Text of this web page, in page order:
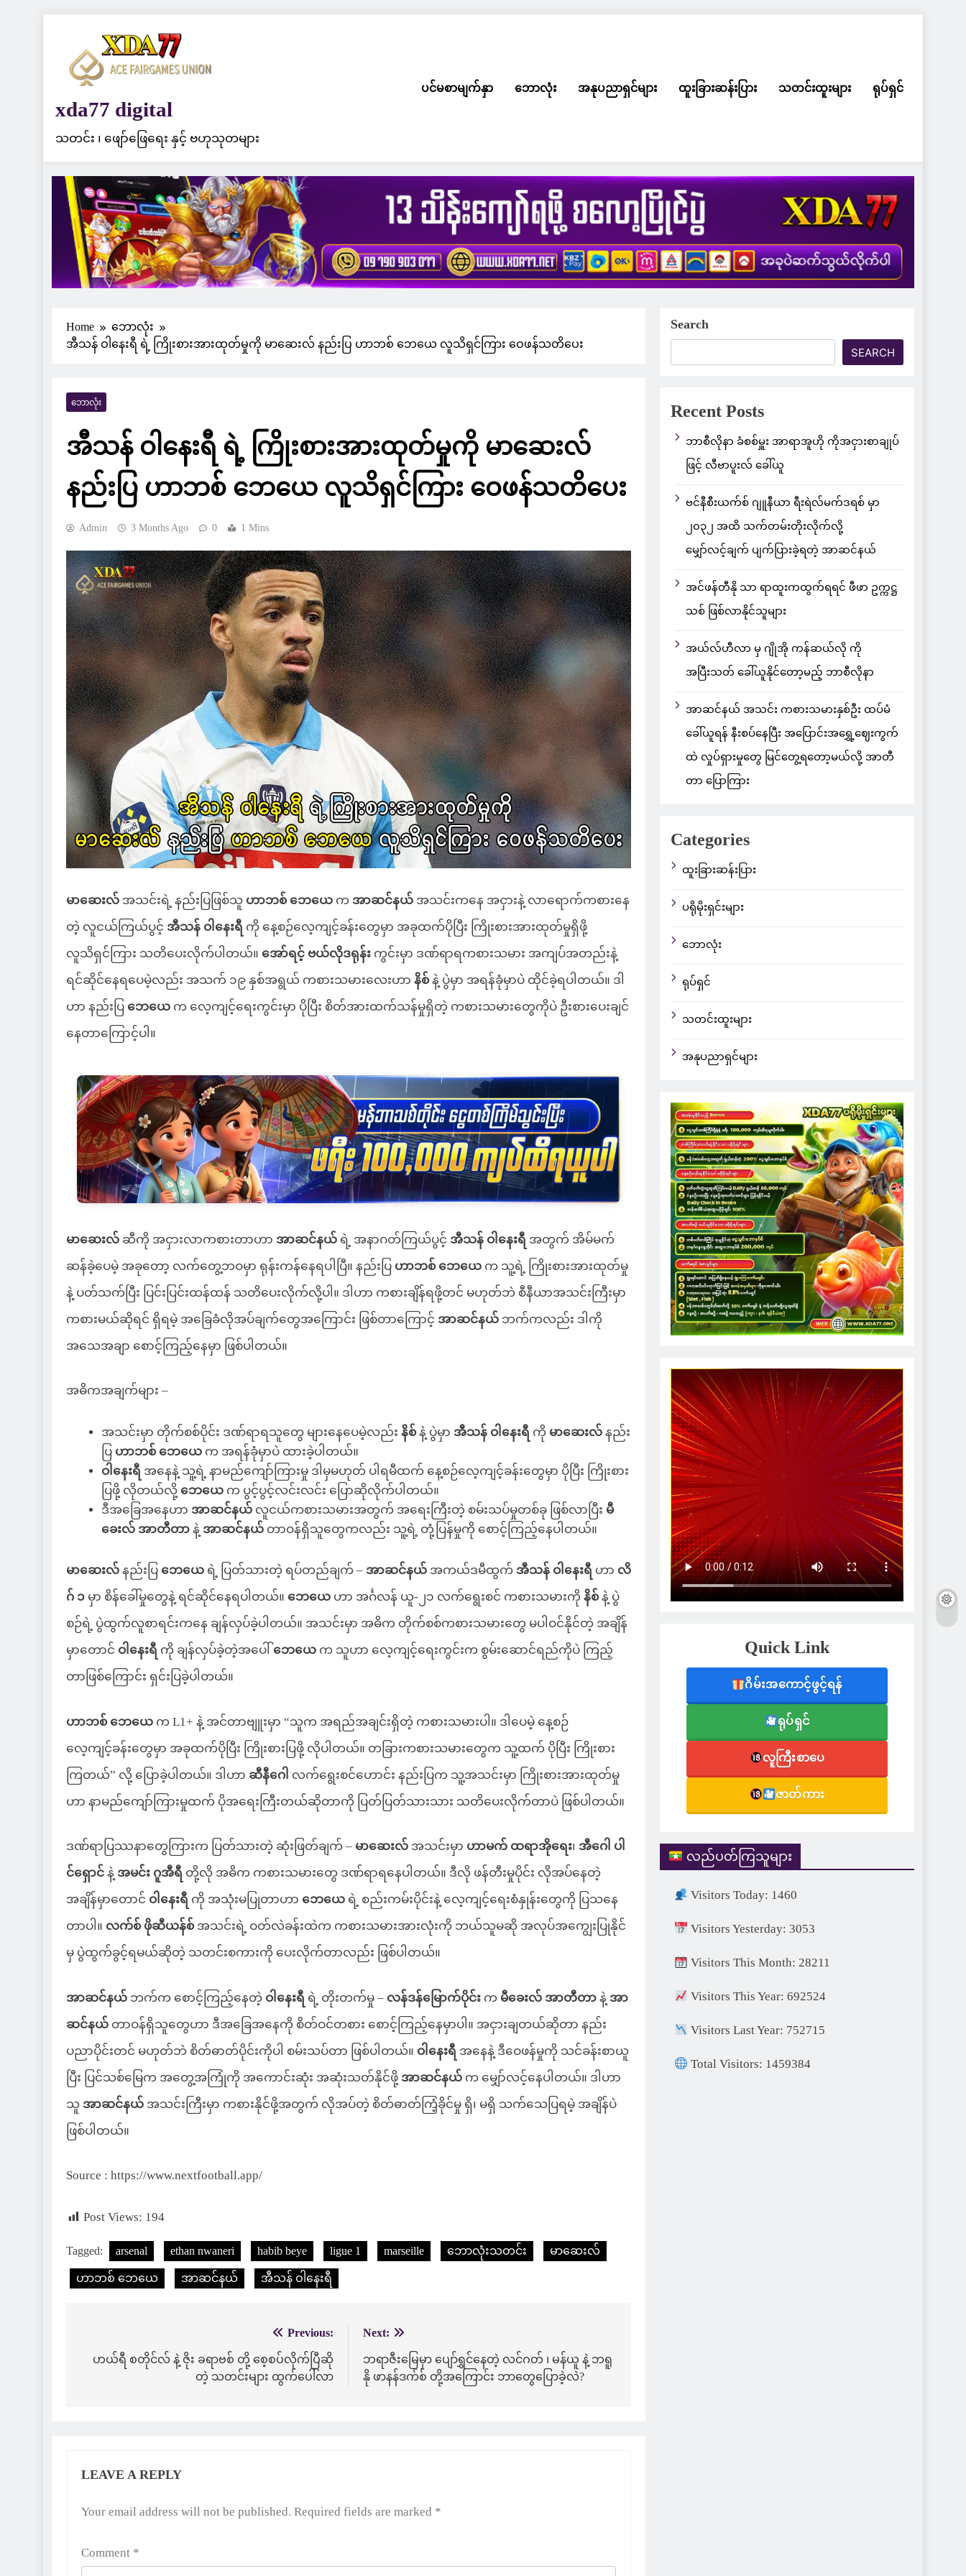
xda77 digital
သတင်း ၊ ဖျော်ဖြေရေး နှင့် ဗဟုသုတများ
ပင်မစာမျက်နှာ ဘောလုံး အနုပညာရှင်များ ထူးခြားဆန်းပြား သတင်းထူးများ ရုပ်ရှင်
Home
ဘောလုံး
အီသန် ဝါနေးရီ ရဲ့ ကြိုးစားအားထုတ်မှုကို မာဆေးလ် နည်းပြ ဟာဘစ် ဘေယေ လူသိရှင်ကြား ဝေဖန်သတိပေး
ဘောလုံး
အီသန် ဝါနေးရီ ရဲ့ ကြိုးစားအားထုတ်မှုကို မာဆေးလ်
နည်းပြ ဟာဘစ် ဘေယေ လူသိရှင်ကြား ဝေဖန်သတိပေး
Admin 3 Months Ago 0 1 Mins
မာဆေးလ် အသင်းရဲ့ နည်းပြဖြစ်သူ ဟာဘစ် ဘေယေ က အာဆင်နယ် အသင်းကနေ အငှားနဲ့ လာရောက်ကစားနေ
တဲ့ လူငယ်ကြယ်ပွင့် အီသန် ဝါနေးရီ ကို နေ့စဉ်လေ့ကျင့်ခန်းတွေမှာ အခုထက်ပိုပြီး ကြိုးစားအားထုတ်မှုရှိဖို့
လူသိရှင်ကြား သတိပေးလိုက်ပါတယ်။ အော်ရင့် ဗယ်လိုဒရုန်း ကွင်းမှာ ဒဏ်ရာရကစားသမား အကျပ်အတည်းနဲ့
ရင်ဆိုင်နေရပေမဲ့လည်း အသက် ၁၉ နှစ်အရွယ် ကစားသမားလေးဟာ နိစ်နဲ့ ပွဲမှာ အရန်ခုံမှာပဲ ထိုင်ခဲ့ရပါတယ်။ ဒါ
ဟာ နည်းပြ ဘေယေ က လေ့ကျင့်ရေးကွင်းမှာ ပိုပြီး စိတ်အားထက်သန်မှုရှိတဲ့ ကစားသမားတွေကိုပဲ ဦးစားပေးချင်
နေတာကြောင့်ပါ။
မာဆေးလ် ဆီကို အငှားလာကစားတာဟာ အာဆင်နယ် ရဲ့ အနာဂတ်ကြယ်ပွင့် အီသန် ဝါနေးရီ အတွက် အိမ်မက်
ဆန်ခဲ့ပေမဲ့ အခုတော့ လက်တွေ့ဘဝမှာ ရုန်းကန်နေရပါပြီ။ နည်းပြ ဟာဘစ် ဘေယေ က သူ့ရဲ့ ကြိုးစားအားထုတ်မှု
နဲ့ ပတ်သက်ပြီး ပြင်းပြင်းထန်ထန် သတိပေးလိုက်လို့ပါ။ ဒါဟာ ကစားချိန်ရဖို့တင် မဟုတ်ဘဲ စီနီယာအသင်းကြီးမှာ
ကစားမယ်ဆိုရင် ရှိရမဲ့ အခြေခံလိုအပ်ချက်တွေအကြောင်း ဖြစ်တာကြောင့် အာဆင်နယ် ဘက်ကလည်း ဒါကို
အသေအချာ စောင့်ကြည့်နေမှာ ဖြစ်ပါတယ်။
အဓိကအချက်များ –
အသင်းမှာ တိုက်စစ်ပိုင်း ဒဏ်ရာရသူတွေ များနေပေမဲ့လည်း နိစ်နဲ့ ပွဲမှာ အီသန် ဝါနေးရီ ကို မာဆေးလ်နည်း
ပြ ဟာဘစ် ဘေယေက အရန်ခုံမှာပဲ ထားခဲ့ပါတယ်။
ဝါနေးရီ အနေနဲ့ သူ့ရဲ့ နာမည်ကျော်ကြားမှု ဒါမှမဟုတ် ပါရမီထက် နေ့စဉ်လေ့ကျင့်ခန်းတွေမှာ ပိုပြီး ကြိုးစား
ပြဖို့ လိုတယ်လို့ ဘေယေက ပွင့်ပွင့်လင်းလင်း ပြောဆိုလိုက်ပါတယ်။
ဒီအခြေအနေဟာ အာဆင်နယ်လူငယ်ကစားသမားအတွက် အရေးကြီးတဲ့ စမ်းသပ်မှုတစ်ခု ဖြစ်လာပြီး မီ
ခေးလ် အာတီတာနဲ့ အာဆင်နယ်တာဝန်ရှိသူတွေကလည်း သူ့ရဲ့ တုံ့ပြန်မှုကို စောင့်ကြည့်နေပါတယ်။
မာဆေးလ် နည်းပြ ဘေယေ ရဲ့ ပြတ်သားတဲ့ ရပ်တည်ချက် – အာဆင်နယ် အကယ်ဒမီထွက် အီသန် ဝါနေးရီ ဟာ လိ
ဂ် ၁ မှာ စိန်ခေါ်မှုတွေနဲ့ ရင်ဆိုင်နေရပါတယ်။ ဘေယေ ဟာ အင်္ဂလန် ယူ-၂၁ လက်ရွေးစင် ကစားသမားကို နိစ်နဲ့ ပွဲ
စဉ်ရဲ့ ပွဲထွက်လူစာရင်းကနေ ချန်လှပ်ခဲ့ပါတယ်။ အသင်းမှာ အဓိက တိုက်စစ်ကစားသမားတွေ မပါဝင်နိုင်တဲ့ အချိန်
မှာတောင် ဝါနေးရီ ကို ချန်လှပ်ခဲ့တဲ့အပေါ် ဘေယေ က သူဟာ လေ့ကျင့်ရေးကွင်းက စွမ်းဆောင်ရည်ကိုပဲ ကြည့်
တာဖြစ်ကြောင်း ရှင်းပြခဲ့ပါတယ်။
ဟာဘစ် ဘေယေ က L1+ နဲ့ အင်တာဗျူးမှာ “သူက အရည်အချင်းရှိတဲ့ ကစားသမားပါ။ ဒါပေမဲ့ နေ့စဉ်
လေ့ကျင့်ခန်းတွေမှာ အခုထက်ပိုပြီး ကြိုးစားပြဖို့ လိုပါတယ်။ တခြားကစားသမားတွေက သူ့ထက် ပိုပြီး ကြိုးစား
ကြတယ်” လို့ ပြောခဲ့ပါတယ်။ ဒါဟာ ဆီနီဂေါ လက်ရွေးစင်ဟောင်း နည်းပြက သူ့အသင်းမှာ ကြိုးစားအားထုတ်မှု
ဟာ နာမည်ကျော်ကြားမှုထက် ပိုအရေးကြီးတယ်ဆိုတာကို ပြတ်ပြတ်သားသား သတိပေးလိုက်တာပဲ ဖြစ်ပါတယ်။
ဒဏ်ရာပြဿနာတွေကြားက ပြတ်သားတဲ့ ဆုံးဖြတ်ချက် – မာဆေးလ် အသင်းမှာ ဟာမက် ထရာအိုရေး၊ အီဂေါ ပါ
င်ရှောင် နဲ့ အမင်း ဂူအီရီ တို့လို အဓိက ကစားသမားတွေ ဒဏ်ရာရနေပါတယ်။ ဒီလို ဖန်တီးမှုပိုင်း လိုအပ်နေတဲ့
အချိန်မှာတောင် ဝါနေးရီ ကို အသုံးမပြုတာဟာ ဘေယေ ရဲ့ စည်းကမ်းပိုင်းနဲ့ လေ့ကျင့်ရေးစံနှုန်းတွေကို ပြသနေ
တာပါ။ လက်စ် ဖိုဆီယန်စ်အသင်းရဲ့ ဝတ်လဲခန်းထဲက ကစားသမားအားလုံးကို ဘယ်သူမဆို အလုပ်အကျွေးပြုနိုင်
မှ ပွဲထွက်ခွင့်ရမယ်ဆိုတဲ့ သတင်းစကားကို ပေးလိုက်တာလည်း ဖြစ်ပါတယ်။
အာဆင်နယ် ဘက်က စောင့်ကြည့်နေတဲ့ ဝါနေးရီ ရဲ့ တိုးတက်မှု – လန်ဒန်မြောက်ပိုင်း က မီခေးလ် အာတီတာ နဲ့ အာ
ဆင်နယ် တာဝန်ရှိသူတွေဟာ ဒီအခြေအနေကို စိတ်ဝင်တစား စောင့်ကြည့်နေမှာပါ။ အငှားချတယ်ဆိုတာ နည်း
ပညာပိုင်းတင် မဟုတ်ဘဲ စိတ်ဓာတ်ပိုင်းကိုပါ စမ်းသပ်တာ ဖြစ်ပါတယ်။ ဝါနေးရီ အနေနဲ့ ဒီဝေဖန်မှုကို သင်ခန်းစာယူ
ပြီး ပြင်သစ်မြေက အတွေ့အကြုံကို အကောင်းဆုံး အဆုံးသတ်နိုင်ဖို့ အာဆင်နယ် က မျှော်လင့်နေပါတယ်။ ဒါဟာ
သူ အာဆင်နယ် အသင်းကြီးမှာ ကစားနိုင်ဖို့အတွက် လိုအပ်တဲ့ စိတ်ဓာတ်ကြံ့ခိုင်မှု ရှိ၊ မရှိ သက်သေပြရမဲ့ အချိန်ပဲ
ဖြစ်ပါတယ်။
Source : https://www.nextfootball.app/
Post Views: 194
Tagged: arsenal ethan nwaneri habib beye ligue 1 marseille ဘောလုံးသတင်း မာဆေးလ်
ဟာဘစ် ဘေယေ အာဆင်နယ် အီသန် ဝါနေးရီ
navigation
Previous:
ဟယ်ရီ စတိုင်လ် နဲ့ ဇိုး ခရာဗစ် တို့ စေ့စပ်လိုက်ပြီဆို
တဲ့ သတင်းများ ထွက်ပေါ်လာ
Next:
ဘရာဇီးမြေမှာ ပျော်ရွှင်နေတဲ့ လင်ဂတ် ၊ မန်ယူ နဲ့ ဘရူ
နို ဖာနန်ဒက်စ် တို့အကြောင်း ဘာတွေပြောခဲ့လဲ?
LEAVE A REPLY
Your email address will not be published. Required fields are marked *
Comment *
Alternative:
Search
SEARCH
Recent Posts
ဘာစီလိုနာ ခံစစ်မှူး အာရာအူဟို ကိုအငှားစာချုပ်
ဖြင့် လီဗာပူးလ် ခေါ်ယူ
ဗင်နီစီးယက်စ် ဂျူနီယာ ရီးရဲလ်မက်ဒရစ် မှာ
၂၀၃၂ အထိ သက်တမ်းတိုးလိုက်လို့
မျှော်လင့်ချက် ပျက်ပြားခဲ့ရတဲ့ အာဆင်နယ်
အင်ဖန်တီနို သာ ရာထူးကထွက်ရရင် ဖီဖာ ဥက္ကဋ္ဌ
သစ် ဖြစ်လာနိုင်သူများ
အယ်လ်ဟီလာ မှ ဂျိုအို ကန်ဆယ်လို ကို
အပြီးသတ် ခေါ်ယူနိုင်တော့မည့် ဘာစီလိုနာ
အာဆင်နယ် အသင်း ကစားသမားနှစ်ဦး ထပ်မံ
ခေါ်ယူရန် နီးစပ်နေပြီး အပြောင်းအရွှေ့ဈေးကွက်
ထဲ လှုပ်ရှားမှုတွေ မြင်တွေ့ရတော့မယ်လို့ အာတီ
တာ ပြောကြား
Categories
ထူးခြားဆန်းပြား
ပရိုမိုးရှင်းများ
ဘောလုံး
ရုပ်ရှင်
သတင်းထူးများ
အနုပညာရှင်များ
Quick Link
ဂိမ်းအကောင့်ဖွင့်ရန်
ရုပ်ရှင်
လူကြီးစာပေ
ဇာတ်ကား
လည်ပတ်ကြသူများ
Visitors Today: 1460
Visitors Yesterday: 3053
Visitors This Month: 28211
Visitors This Year: 692524
Visitors Last Year: 752715
Total Visitors: 1459384